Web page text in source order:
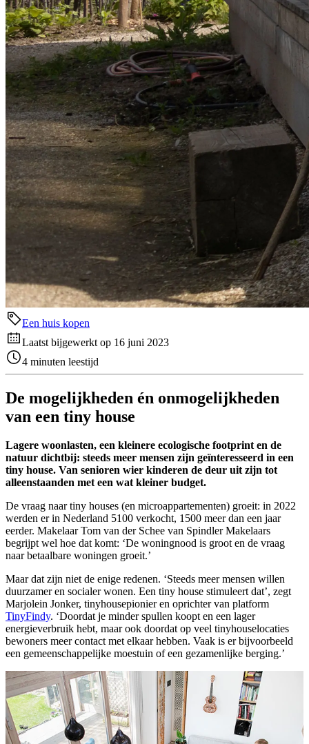
Een huis kopen
Laatst bijgewerkt op 16 juni 2023
4 minuten leestijd
De mogelijkheden én onmogelijkheden
van een tiny house
Lagere woonlasten, een kleinere ecologische footprint en de
natuur dichtbij: steeds meer mensen zijn geïnteresseerd in een
tiny house. Van senioren wier kinderen de deur uit zijn tot
alleenstaanden met een wat kleiner budget.
De vraag naar tiny houses (en microappartementen) groeit: in 2022
werden er in Nederland 5100 verkocht, 1500 meer dan een jaar
eerder. Makelaar Tom van der Schee van Spindler Makelaars
begrijpt wel hoe dat komt: ‘De woningnood is groot en de vraag
naar betaalbare woningen groeit.’
Maar dat zijn niet de enige redenen. ‘Steeds meer mensen willen
duurzamer en socialer wonen. Een tiny house stimuleert dat’, zegt
Marjolein Jonker, tinyhousepionier en oprichter van platform
TinyFindy. ‘Doordat je minder spullen koopt en een lager
energieverbruik hebt, maar ook doordat op veel tinyhouselocaties
bewoners meer contact met elkaar hebben. Vaak is er bijvoorbeeld
een gemeenschappelijke moestuin of een gezamenlijke berging.’